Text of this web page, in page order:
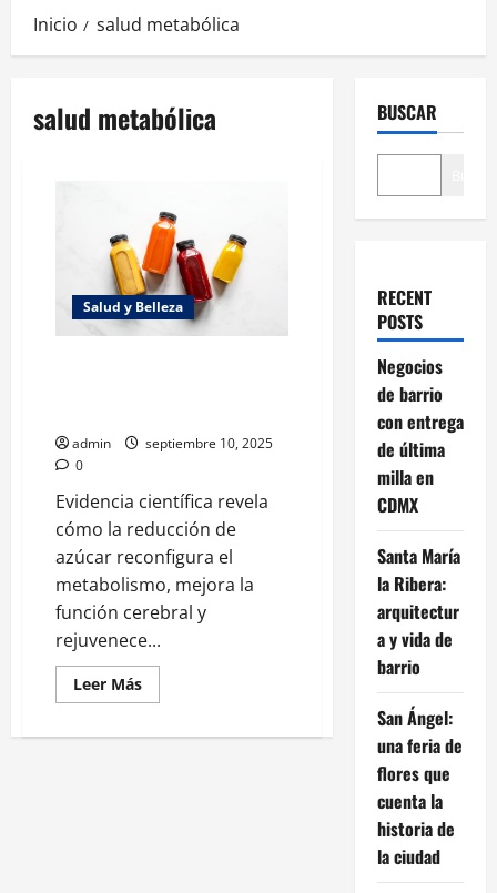
Inicio salud metabólica
salud metabólica
Salud y Belleza
admin
septiembre 10, 2025
0
Evidencia científica revela
cómo la reducción de
azúcar reconfigura el
metabolismo, mejora la
función cerebral y
rejuvenece...
Leer MásLeer
más
Vida
BUSCAR
RECENT
POSTS
Negocios
de barrio
con entrega
de última
milla en
CDMX
Santa María
la Ribera:
arquitectur
a y vida de
barrio
San Ángel:
una feria de
flores que
cuenta la
historia de
la ciudad